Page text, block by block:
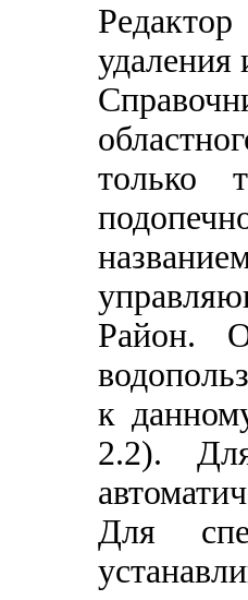
удаления
только
Район.
к
2.2).
Для